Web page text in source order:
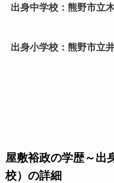
出身中学校：熊野市立
出身小学校：熊野市立
屋敷裕政の学歴～出
校）の詳細